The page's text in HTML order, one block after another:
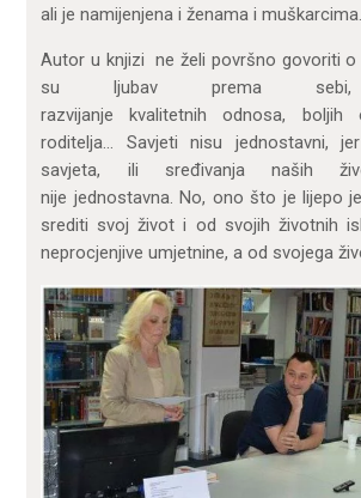
ali je namijenjena i ženama i muškarcima.
Autor u knjizi ne želi površno govoriti
su ljubav prema sebi,
razvijanje kvalitetnih odnosa,
roditelja… Savjeti nisu jednostavni,
savjeta, ili sređivanja naših
nije jednostavna. No, ono što je lijepo
srediti svoj život i od svojih životnih
neprocjenjive umjetnine, a od svojega